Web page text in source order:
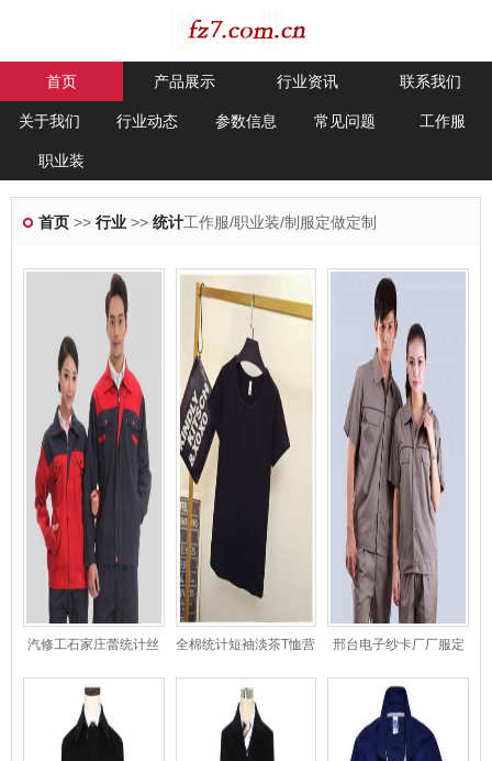
首页 产品展示 行业资讯 联系我们
关于我们 行业动态 参数信息 常见问题 工作服
职业装
首页 >> 行业 >> 统计工作服/职业装/制服定做定制
汽修工石家庄蕾统计丝
全棉统计短袖淡茶T恤营
邢台电子纱卡厂厂服定